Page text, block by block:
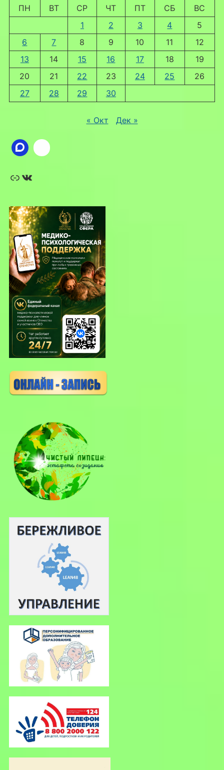
ПН ВТ СР ЧТ ПТ СБ
ВС
1
2 3 4
5
6
7 8 9 10 11
12
13
14 15 16 17 18
19
20
21 22 23 24 25
26
27
28 29 30
« Окт Дек »
Ссылка